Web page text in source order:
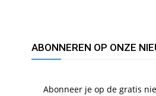
ABONNEREN OP ONZE
Abonneer je op de gratis